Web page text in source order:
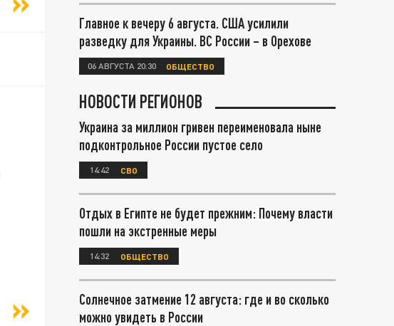
Главное к вечеру 6 августа. США усилили
разведку для Украины. ВС России – в Орехове
06 АВГУСТА 20:30 ОБЩЕСТВО
НОВОСТИ РЕГИОНОВ
Украина за миллион гривен переименовала ныне
подконтрольное России пустое село
14:42 СВО
Отдых в Египте не будет прежним: Почему власти
пошли на экстренные меры
14:32 ОБЩЕСТВО
Солнечное затмение 12 августа: где и во сколько
можно увидеть в России